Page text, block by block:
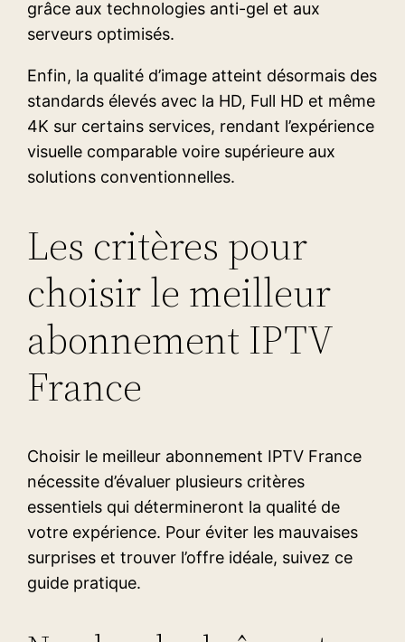
grâce aux technologies anti-gel et aux
serveurs optimisés.
Enfin, la qualité d’image atteint désormais des
standards élevés avec la HD, Full HD et même
4K sur certains services, rendant l’expérience
visuelle comparable voire supérieure aux
solutions conventionnelles.
Les critères pour
choisir le meilleur
abonnement IPTV
France
Choisir le meilleur abonnement IPTV France
nécessite d’évaluer plusieurs critères
essentiels qui détermineront la qualité de
votre expérience. Pour éviter les mauvaises
surprises et trouver l’offre idéale, suivez ce
guide pratique.